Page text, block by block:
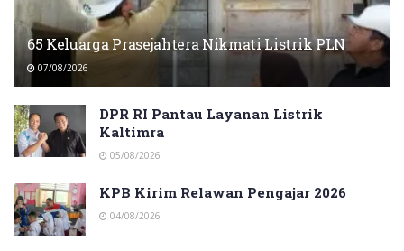
65 Keluarga Prasejahtera Nikmati Listrik PLN
07/08/2026
DPR RI Pantau Layanan Listrik
Kaltimra
05/08/2026
KPB Kirim Relawan Pengajar 2026
04/08/2026